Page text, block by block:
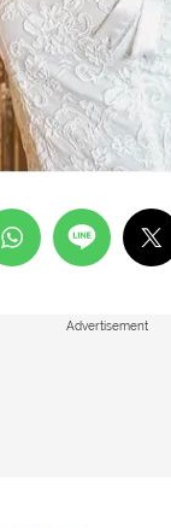
Advertisement